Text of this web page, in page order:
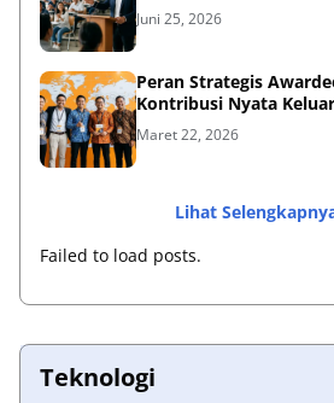
Juni 25, 2026
Peran Strategis
Kontribusi Nyata
Maret 22, 2026
Lihat
Failed to load posts.
Teknologi